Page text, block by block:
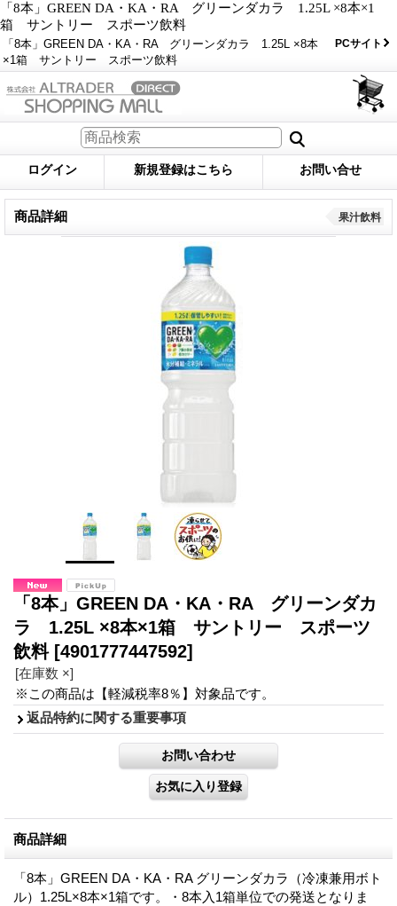
「8本」GREEN DA・KA・RA グリーンダカラ 1.25L ×8本×1
箱 サントリー スポーツ飲料
「8本」GREEN DA・KA・RA グリーンダカラ 1.25L ×8本
×1箱 サントリー スポーツ飲料
PCサイト
ログイン 新規登録はこちら お問い合せ
商品詳細 果汁飲料
「8本」GREEN DA・KA・RA グリーンダカ
ラ 1.25L ×8本×1箱 サントリー スポーツ
飲料 [4901777447592]
[在庫数 ×]
※この商品は【軽減税率8％】対象品です。
返品特約に関する重要事項
商品詳細
「8本」GREEN DA・KA・RA グリーンダカラ（冷凍兼用ボト
ル）1.25L×8本×1箱です。・8本入1箱単位での発送となりま